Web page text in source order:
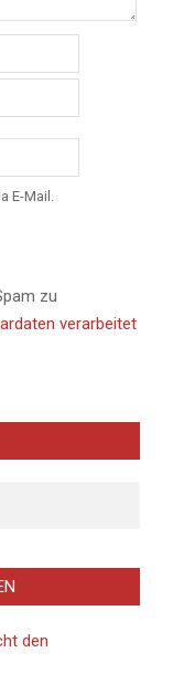
E-Mail.
zu
verarbeitet
den